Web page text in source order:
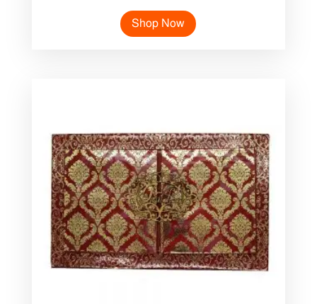
Shop Now